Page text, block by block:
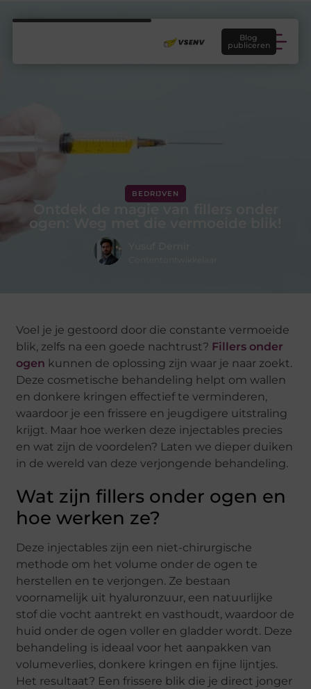
Blog
publiceren
BEDRIJVEN
Ontdek de magie van fillers onder
ogen: Weg met die vermoeide blik!
Voel je je gestoord door die constante vermoeide
blik, zelfs na een goede nachtrust? Fillers onder
ogen kunnen de oplossing zijn waar je naar zoekt.
Deze cosmetische behandeling helpt om wallen
en donkere kringen effectief te verminderen,
waardoor je een frissere en jeugdigere uitstraling
krijgt. Maar hoe werken deze injectables precies
en wat zijn de voordelen? Laten we dieper duiken
in de wereld van deze verjongende behandeling.
Wat zijn fillers onder ogen en
hoe werken ze?
Deze injectables zijn een niet-chirurgische
methode om het volume onder de ogen te
herstellen en te verjongen. Ze bestaan
voornamelijk uit hyaluronzuur, een natuurlijke
stof die vocht aantrekt en vasthoudt, waardoor de
huid onder de ogen voller en gladder wordt. Deze
behandeling is ideaal voor het aanpakken van
volumeverlies, donkere kringen en fijne lijntjes.
Het resultaat? Een frissere blik die je direct jonger